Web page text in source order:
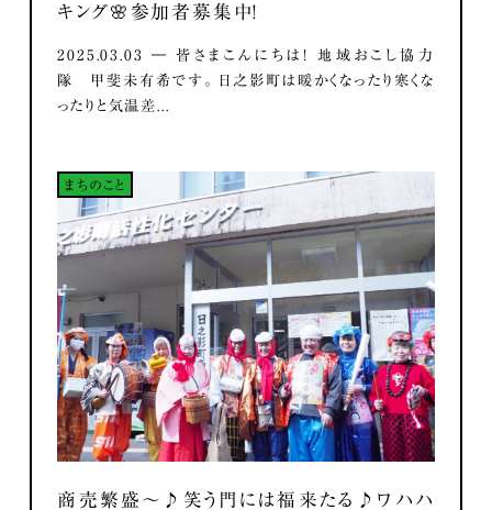
キング🌸参加者募集中！
2025.03.03 ― 皆さまこんにちは！ 地域おこし協力
隊 甲斐未有希です。 日之影町は暖かくなったり寒くな
ったりと気温差...
まちのこと
商売繁盛～♪笑う門には福来たる♪ワハハ